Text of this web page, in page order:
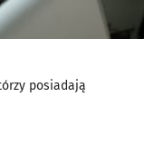
posiadają